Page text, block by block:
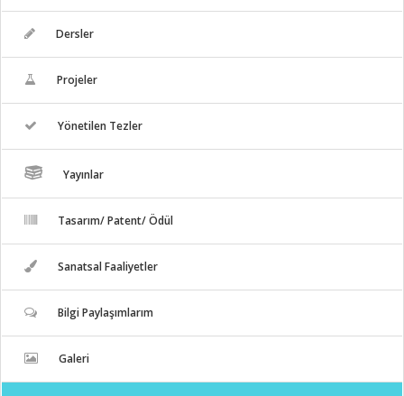
Dersler
Projeler
Yönetilen Tezler
Yayınlar
Tasarım/ Patent/ Ödül
Sanatsal Faaliyetler
Bilgi Paylaşımlarım
Galeri